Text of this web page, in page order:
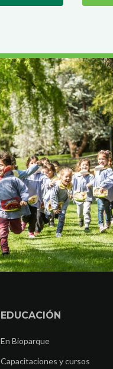
EDUCACIÓN
En Bioparque
Capacitaciones y cursos